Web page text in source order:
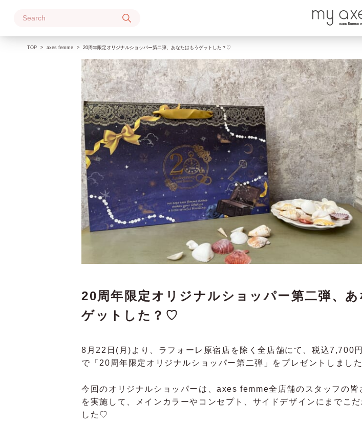
TOP axes femme 20周年限定オリジナルショッパー第二弾、あなたはもうゲットした？♡
20周年限定オリジナルショッパー第二弾、あ
ゲットした？♡
8月22日(月)より、ラフォーレ原宿店を除く全店舗にて、税込7,700
で「20周年限定オリジナルショッパー第二弾」をプレゼントしまし
今回のオリジナルショッパーは、axes femme全店舗のスタッフの皆
を実施して、メインカラーやコンセプト、サイドデザインにまでこだ
した♡